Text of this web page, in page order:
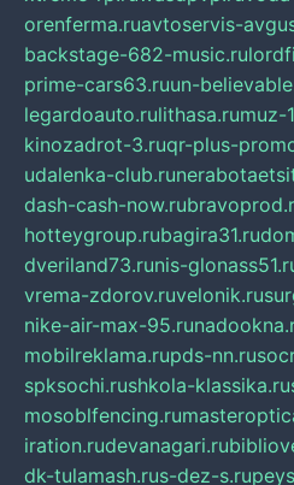
orenferma.ruavtoservis-
backstage-682-music.ru
prime-cars63.ruun-
legardoauto.rulithasa.rumuz-
kinozadrot-3.ruqr-plus-
udalenka-club.ru
dash-cash-now.ru
hotteygroup.rubagira31.ru
dveriland73.runis-
vrema-zdorov.ruvelonik.ru
nike-air-max-95.ru
mobilreklama.rupds-nn.ru
spksochi.rushkola-klassika.ru
mosoblfencing.ru
iration.rudevanagari.ru
dk-tulamash.rus-dez-s.ru